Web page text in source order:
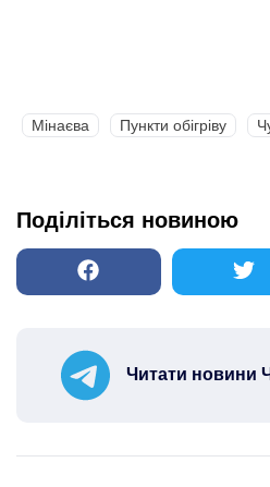
Мінаєва Пункти обігріву
Поділіться новиною
Читати новини